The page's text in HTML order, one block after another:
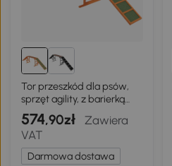
Tor przeszkód dla psów,
sprzęt agility, z barierką
bezpieczeństwa
574,90zł
Zawiera
VAT
Darmowa dostawa